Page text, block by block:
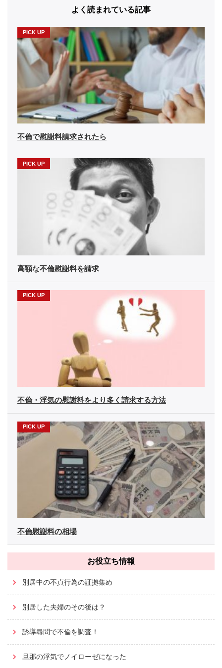
よく読まれている記事
不倫で慰謝料請求されたら
高額な不倫慰謝料を請求
不倫・浮気の慰謝料をより多く請求する方法
不倫慰謝料の相場
お役立ち情報
別居中の不貞行為の証拠集め
別居した夫婦のその後は？
誘導尋問で不倫を調査！
旦那の浮気でノイローゼになった